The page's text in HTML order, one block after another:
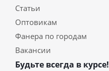
Статьи
Оптовикам
Фанера по городам
Вакансии
Будьте всегда в курсе!